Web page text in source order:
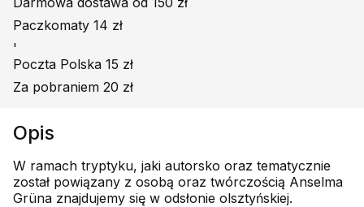
Paczkomaty 14 zł
'
Poczta Polska 15 zł
Za pobraniem 20 zł
Opis
W ramach tryptyku, jaki autorsko oraz tematycznie
został powiązany z osobą oraz twórczością Anselma
Grüna znajdujemy się w odsłonie olsztyńskiej.